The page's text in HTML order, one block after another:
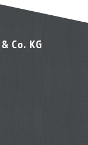
Co. KG